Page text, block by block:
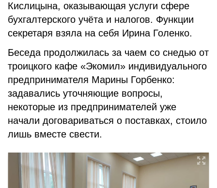
Кислицына, оказывающая услуги сфере
бухгалтерского учёта и налогов. Функции
секретаря взяла на себя Ирина Голенко.
Беседа продолжилась за чаем со снедью от
троицкого кафе «Экомил» индивидуального
предпринимателя Марины Горбенко:
задавались уточняющие вопросы,
некоторые из предпринимателей уже
начали договариваться о поставках, стоило
лишь вместе свести.